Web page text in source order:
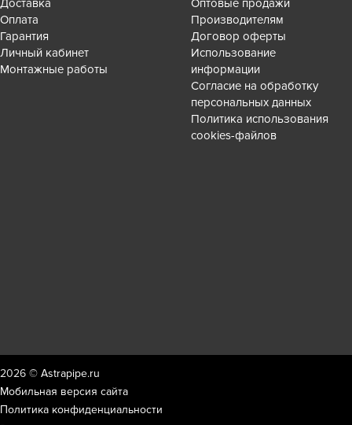
Доставка
Оплата
Гарантия
Личный кабинет
Монтажные работы
Оптовые продажи
Производителям
Договор оферты
Использование
информации
Согласие на обработку
персональных данных
Политика использования
cookies-файлов
2026 © Astrapipe.ru
Мобильная версия сайта
Политика конфиденциальности